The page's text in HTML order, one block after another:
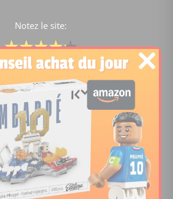
Notez le site:
de prix Lego
/5 -15451notes
la figurine LEGO et les configurations
marques commerciales du groupe
Group. Templeofbricks.com est un
LEGO, il n'est pas sponsorisé ni
validé par LEGO.